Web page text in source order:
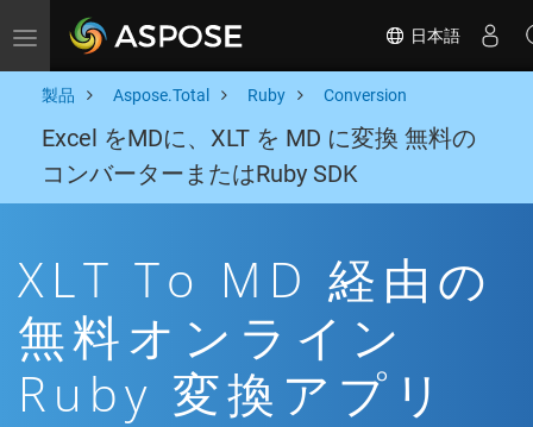
Toggle navigation 日本語
製品 Aspose.Total Ruby Conversion
Excel をMDに、XLT を MD に変換 無料の
コンバーターまたはRuby SDK
XLT To MD 経由の
無料オンライン
Ruby 変換アプリ